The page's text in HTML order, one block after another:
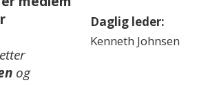
og
Daglig leder:
Kenneth Johnsen